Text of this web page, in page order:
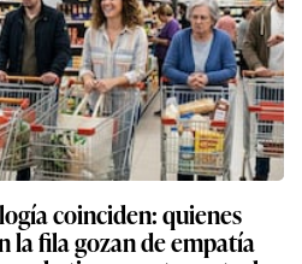
coinciden: quienes
la fila gozan de empatía